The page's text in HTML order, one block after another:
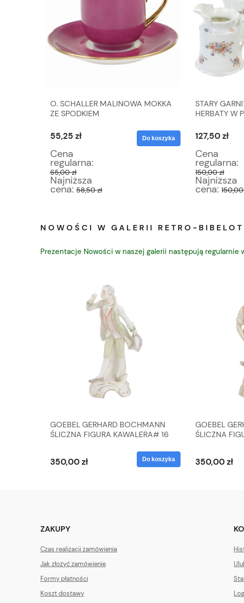
O. SCHALLER MALINOWA MOKKA
ZE SPODKIEM
55,25 zł
Cena
regularna:
65,00 zł
Najniższa
cena: 58,50 zł
Do koszyka
STARY
HERBATY W
127,50 zł
Cena
regularna:
150,00 zł
Najniższa
cena: 150,00
NOWOŚCI W GALERII RETRO-
Prezentacje Nowości w naszej galerii następują
GOEBEL GERHARD BOCHMANN
ŚLICZNA FIGURA KAWALERA# 16
350,00 zł Do koszyka
GOEBEL
ŚLICZNA
350,00 zł
ZAKUPY
Czas realizacji zamówienia
Jak złożyć zamówienie
Formy płatności
Koszt dostawy